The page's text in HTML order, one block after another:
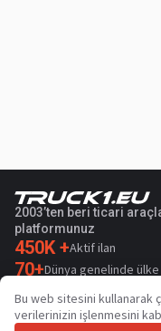
2003’ten beri ticari
platformunuz
450K +Aktif ilan
70+Dünya genelinde ülke
36 Desteklenen dil
4.7/5
Bu web sitesini kullanarak
verilerinizin işlenmesini